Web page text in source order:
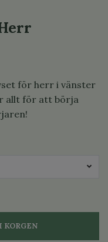
för herr i vänster
allt för att börja
KORGEN